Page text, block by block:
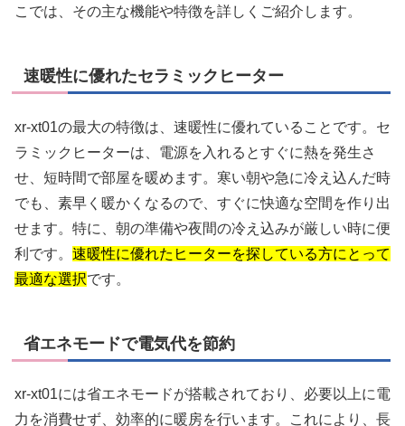
こでは、その主な機能や特徴を詳しくご紹介します。
速暖性に優れたセラミックヒーター
xr-xt01の最大の特徴は、速暖性に優れていることです。セ
ラミックヒーターは、電源を入れるとすぐに熱を発生さ
せ、短時間で部屋を暖めます。寒い朝や急に冷え込んだ時
でも、素早く暖かくなるので、すぐに快適な空間を作り出
せます。特に、朝の準備や夜間の冷え込みが厳しい時に便
利です。 速暖性に優れたヒーターを探している方にとって
最適な選択です。
省エネモードで電気代を節約
xr-xt01には省エネモードが搭載されており、必要以上に電
力を消費せず、効率的に暖房を行います。これにより、長